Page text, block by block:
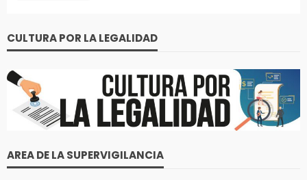
CULTURA POR LA LEGALIDAD
AREA DE LA SUPERVIGILANCIA